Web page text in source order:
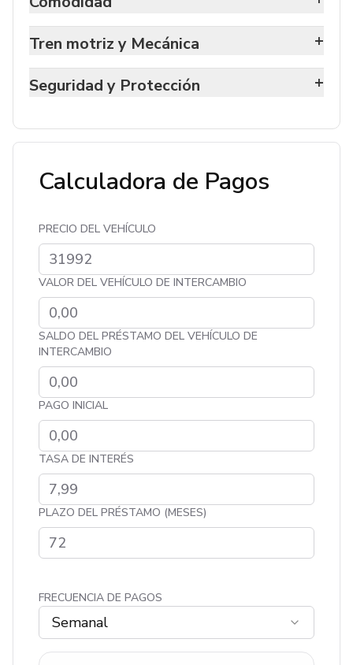
Tren motriz y Mecánica +
Seguridad y Protección +
Calculadora de Pagos
PRECIO DEL VEHÍCULO
VALOR DEL VEHÍCULO DE INTERCAMBIO
SALDO DEL PRÉSTAMO DEL VEHÍCULO DE
INTERCAMBIO
PAGO INICIAL
TASA DE INTERÉS
PLAZO DEL PRÉSTAMO (MESES)
FRECUENCIA DE PAGOS
Semanal